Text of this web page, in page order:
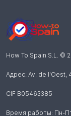
How To Spain S.L. ©
Адрес: Av. de l'Oest,
CIF B05463385
Время работы: Пн-